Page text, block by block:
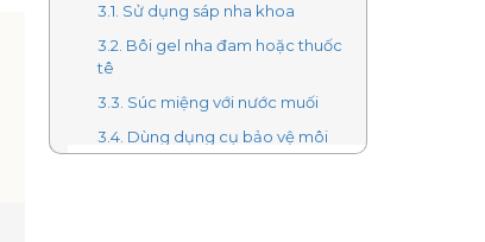
3.1. Sử dụng sáp nha khoa
3.2. Bôi gel nha đam hoặc thuốc
tê
3.3. Súc miệng với nước muối
3.4. Dùng dụng cụ bảo vệ môi